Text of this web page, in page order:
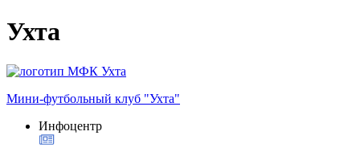
Ухта
Мини-футбольный клуб "Ухта"
Инфоцентр